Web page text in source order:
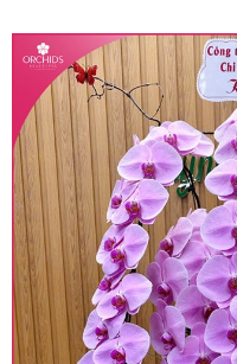
• Giá trên được
miễn phí in thiệp -
hàng.
• Beautiful Orchids
trên toàn quốc để
khu vực sẽ có mức
phí mặt bằng,
thay đổi so với giá
hàng ở Tỉnh thành
giá trước khi đặt
chính xác khi có địa